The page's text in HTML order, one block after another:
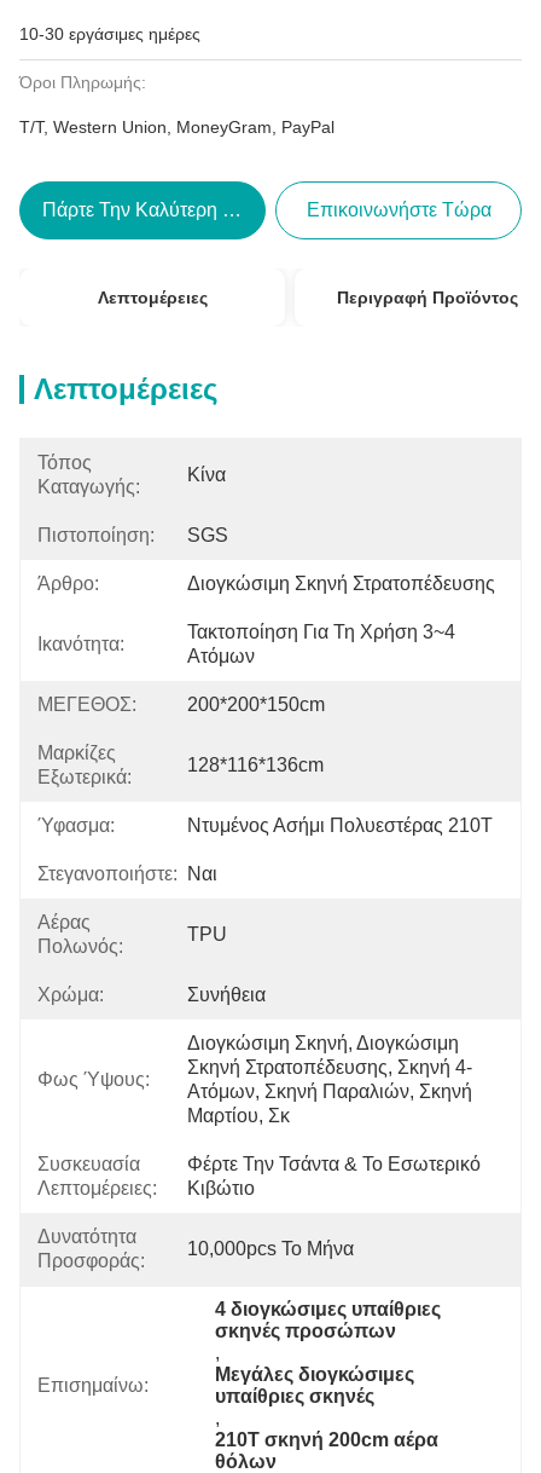
10-30 εργάσιμες ημέρες
Όροι Πληρωμής:
T/T, Western Union, MoneyGram, PayPal
Πάρτε Την Καλύτερη Τιμή Επικοινωνήστε Τώρα
Λεπτομέρειες Περιγραφή Προϊόντος
Λεπτομέρειες
Τόπος
Καταγωγής:
Κίνα
Πιστοποίηση: SGS
Άρθρο: Διογκώσιμη Σκηνή Στρατοπέδευσης
Ικανότητα:
Τακτοποίηση Για Τη Χρήση 3~4
Ατόμων
ΜΕΓΕΘΟΣ: 200*200*150cm
Μαρκίζες
Εξωτερικά:
128*116*136cm
Ύφασμα: Ντυμένος Ασήμι Πολυεστέρας 210T
Στεγανοποιήστε: Ναι
Αέρας
Πολωνός:
TPU
Χρώμα: Συνήθεια
Φως Ύψους:
Διογκώσιμη Σκηνή, Διογκώσιμη
Σκηνή Στρατοπέδευσης, Σκηνή 4-
Ατόμων, Σκηνή Παραλιών, Σκηνή
Μαρτίου, Σκ
Συσκευασία
Λεπτομέρειες:
Φέρτε Την Τσάντα & Το Εσωτερικό
Κιβώτιο
Δυνατότητα
Προσφοράς:
10,000pcs Το Μήνα
Επισημαίνω:
4 διογκώσιμες υπαίθριες
σκηνές προσώπων
,
Μεγάλες διογκώσιμες
υπαίθριες σκηνές
,
210T σκηνή 200cm αέρα
θόλων